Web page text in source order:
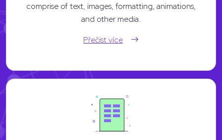
comprise of text, images, formatting, animations,
and other media.
Přečíst více